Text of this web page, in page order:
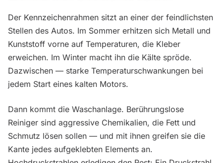
Der Kennzeichenrahmen sitzt an einer der feindlichsten
Stellen des Autos. Im Sommer erhitzen sich Metall und
Kunststoff vorne auf Temperaturen, die Kleber
erweichen. Im Winter macht ihn die Kälte spröde.
Dazwischen — starke Temperaturschwankungen bei
jedem Start eines kalten Motors.
Dann kommt die Waschanlage. Berührungslose
Reiniger sind aggressive Chemikalien, die Fett und
Schmutz lösen sollen — und mit ihnen greifen sie die
Kante jedes aufgeklebten Elements an.